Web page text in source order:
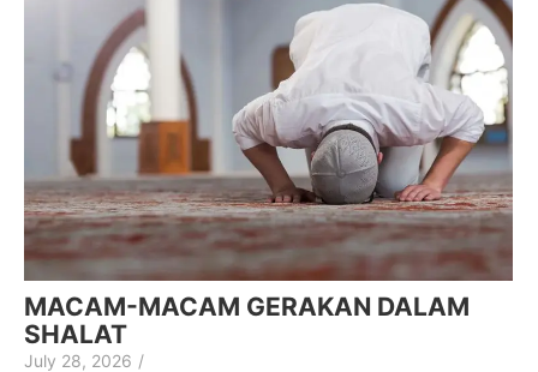
MACAM-MACAM GERAKAN DALAM
SHALAT
July 28, 2026 /